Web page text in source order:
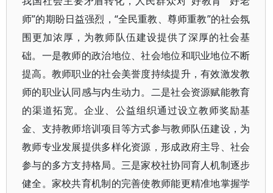
师”的期盼日益强烈，“全民重教、尊师重教”的社会氛
围更加浓厚，为教师队伍建设提供了深厚的社会基
础。一是教师的政治地位、社会地位和职业地位不断
提高。教师职业的社会美誉度持续提升，有效激发教
师的职业认同感与内生动力。二是社会资源赋能教育
的渠道拓宽。企业、公益组织通过设立教师奖励基
金、支持教师培训项目等方式参与教师队伍建设，为
教师专业发展提供多样化资源，形成政府主导、社会
参与的多方支持格局。三是家校社协同育人机制逐步
健全。家校共育机制的完善使教师能更精准地掌握学